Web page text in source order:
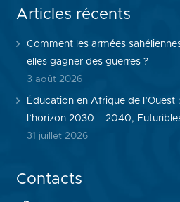
Articles récents
Comment les armées
elles gagner des guerres ?
3 août 2026
Éducation en Afrique de l’Ouest
l’horizon 2030 – 2040,
31 juillet 2026
Contacts